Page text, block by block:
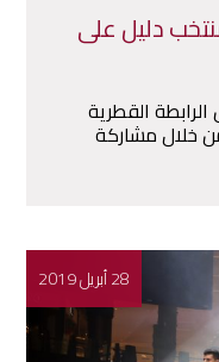
دليل على
القطرية
من خلال مشاركة
28 أبريل 2019